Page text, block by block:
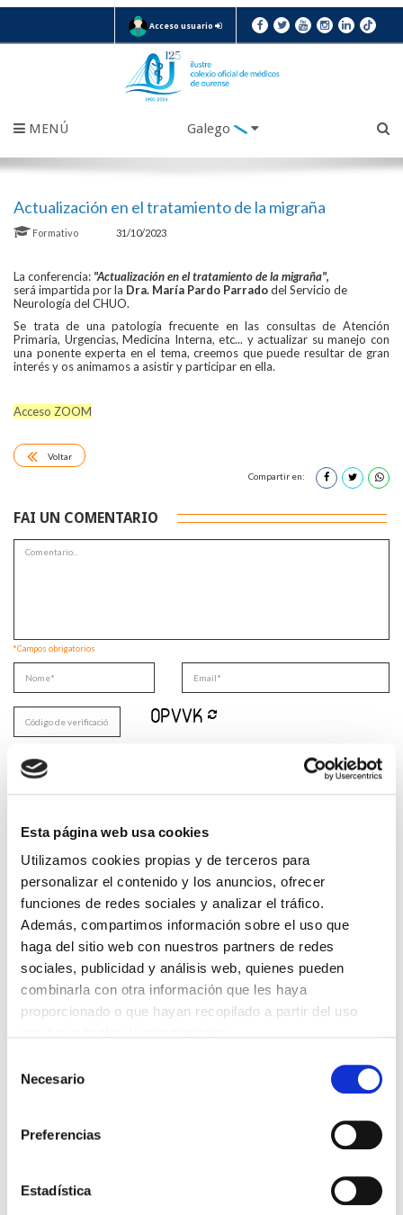
Esta página web usa cookies
Utilizamos cookies propias y de terceros para
personalizar el contenido y los anuncios, ofrecer
funciones de redes sociales y analizar el tráfico.
Además, compartimos información sobre el uso que
haga del sitio web con nuestros partners de redes
sociales, publicidad y análisis web, quienes pueden
combinarla con otra información que les haya
proporcionado o que hayan recopilado a partir del uso
Necesario
Preferencias
Estadística
Acceso usuario
MENÚ Galego
Actualización en el tratamiento de la migraña
Formativo 31/10/2023
La conferencia: "Actualización en el tratamiento de la migraña",
será impartida por la Dra. María Pardo Parradodel Servicio de
Neurología del CHUO.
Se trata de una patología frecuente en las consultas de Atención
Primaria, Urgencias, Medicina Interna, etc... y actualizar su manejo con
una ponente experta en el tema, creemos que puede resultar de gran
interés y os animamos a asistir y participar en ella.
Acceso ZOOM
Voltar
Compartir en:
FAI UN COMENTARIO
*Campos obrigatorios
DESTACADAS
SANIDAD CREA UN DIPLOMA OFICIAL PARA RECONOCER LA
LABOR DE LOS TUTORES DE RESIDENTES
06/08/2026
LA ALIANZA MÉDICA POR LA SALUD PLANETARIA SE ADHIERE
AL PACTO DE ESTADO FRENTE A LA EMERGENCIA CLIMÁTICA
PREMIOS DE LA REAL ACADEMIA DE MEDICINA DE GALICIA
31/07/2026
PASARELA AL RETA
EL COLEGIO MÉDICO DE OURENSE CONVOCA EL I CERTAMEN
DE CASOS CLÍNICOS PARA MÉDICOS INTERNOS RESIDENTES
TRÁFICO SUPRIME LAS EXENCIONES MÉDICAS PARA EL USO